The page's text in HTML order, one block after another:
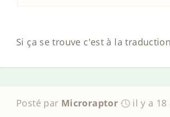
Si ça se trouve c'est à la
Posté par Microraptor il y a 18